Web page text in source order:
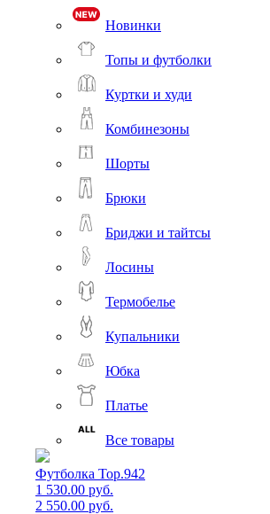
Новинки
Топы и футболки
Куртки и худи
Комбинезоны
Шорты
Брюки
Бриджи и тайтсы
Лосины
Термобелье
Купальники
Юбка
Платье
Все товары
Футболка Top.942
1 530.00 руб.
2 550.00 руб.